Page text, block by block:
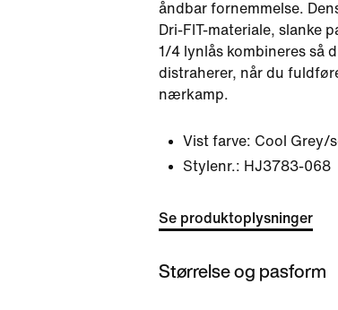
åndbar fornemmelse.
Dri-FIT-materiale, slanke
1/4 lynlås kombineres så
distraherer, når du
nærkamp.
Vist farve: Cool Grey/
Stylenr.: HJ3783-068
Se produktoplysninger
Størrelse og pasform